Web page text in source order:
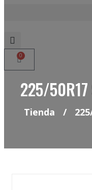
0
225/50R17
Tienda /